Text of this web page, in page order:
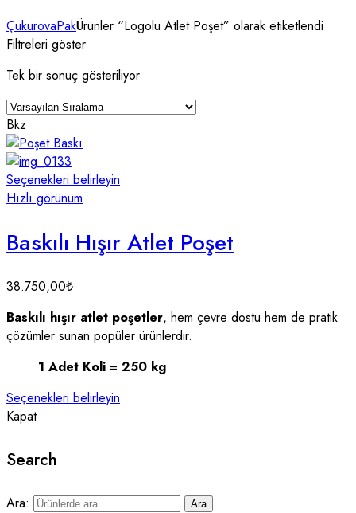
ÇukurovaPakÜrünler “Logolu Atlet Poşet” olarak etiketlendi
Filtreleri göster
Tek bir sonuç gösteriliyor
Bkz
Seçenekleri belirleyin
Hızlı görünüm
Baskılı Hışır Atlet Poşet
38.750,00₺
Baskılı hışır atlet poşetler, hem çevre dostu hem de pratik
çözümler sunan popüler ürünlerdir.
1 Adet Koli = 250 kg
Seçenekleri belirleyin
Kapat
Search
Ara: Ara